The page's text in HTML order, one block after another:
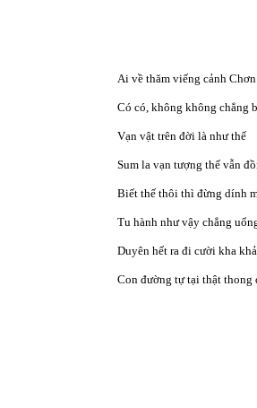
Ai về thăm viếng cảnh
Có có, không không chẳng
Vạn vật trên đời là như thế
Sum la vạn tượng thế vẫn
Biết thế thôi thì đừng dính
Tu hành như vậy chẳng
Duyên hết ra đi cười kha khả
Con đường tự tại thật thong